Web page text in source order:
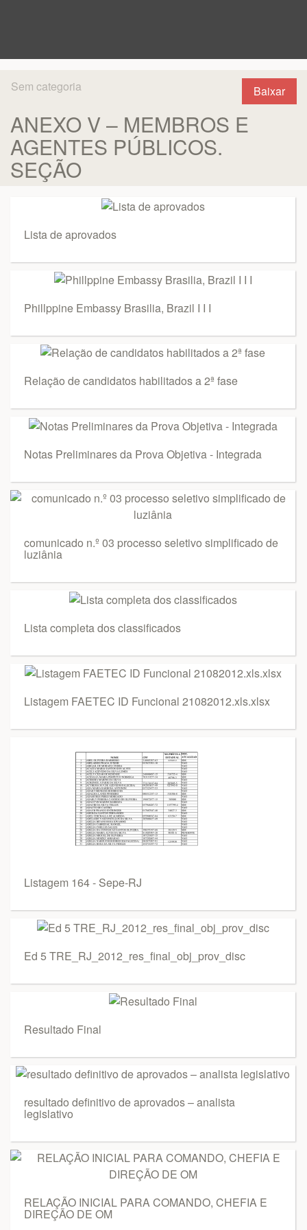
Baixar
Sem categoria
ANEXO V – MEMBROS E
AGENTES PÚBLICOS.
SEÇÃO
Lista de aprovados
Phillppine Embassy Brasilia, Brazil I I I
Relação de candidatos habilitados a 2ª fase
Notas Preliminares da Prova Objetiva - Integrada
comunicado n.º 03 processo seletivo simplificado de
luziânia
Lista completa dos classificados
Listagem FAETEC ID Funcional 21082012.xls.xlsx
Listagem 164 - Sepe-RJ
Ed 5 TRE_RJ_2012_res_final_obj_prov_disc
Resultado Final
resultado definitivo de aprovados – analista
legislativo
RELAÇÃO INICIAL PARA COMANDO, CHEFIA E
DIREÇÃO DE OM